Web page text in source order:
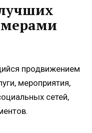
продвижением
мероприятия,
сетей,